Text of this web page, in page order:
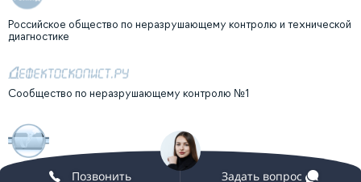
Российское общество по неразрушающему контролю и технической
диагностике
Сообщество по неразрушающему контролю №1
Клуб профессионалов неразрушающего контроля "ГУРВИЧ-КЛУБ"
Позвонить Задать вопрос